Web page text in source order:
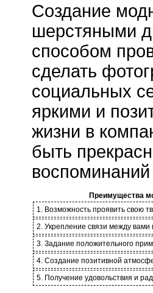
Создание
шерстяными
способом
сделать
социальных
яркими и
жизни в
быть
Преимущества
1. Возможность проявить свою
2. Укрепление связи между
3. Задание положительного
4. Создание позитивной
5. Получение удовольствия и